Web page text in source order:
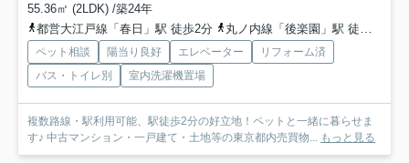
55.36㎡ (2LDK) /築24年
都営大江戸線「春日」駅 徒歩2分
丸ノ内線「後楽園」駅 徒歩2分
ペット相談 陽当り良好 エレベーター
リフォーム済
バス・トイレ別
室内洗濯機置場
複数路線・駅利用可能、駅徒歩2分の好立地！ペットと一緒に暮らせま
す♪ 中古マンション・一戸建て・土地等の東京都内売買物... もっと見る